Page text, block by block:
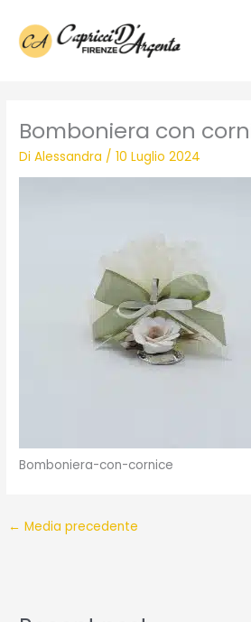
contenuto
Bomboniera con
DiAlessandra /10 Luglio 2024
Bomboniera-con-cornice
← Media precedente